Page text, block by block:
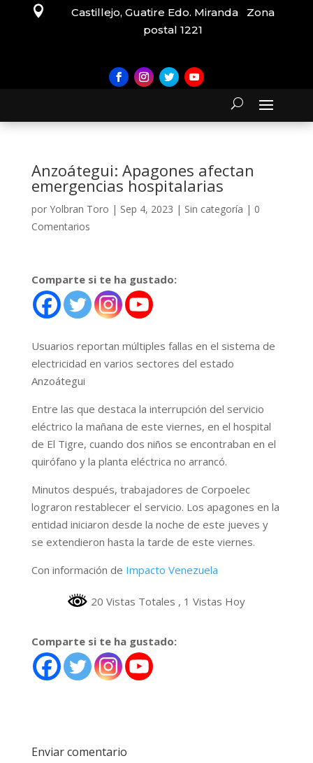

Castillejo, Guatire Edo. Miranda Zona
postal 1221
Anzoátegui: Apagones afectan
emergencias hospitalarias
por Yolbran Toro | Sep 4, 2023 | Sin categoría | 0
Comentarios
Comparte si te ha gustado:
Usuarios reportan múltiples fallas en el sistema de
electricidad en varios sectores del estado
Anzoátegui
Entre las que destaca la interrupción del servicio
eléctrico la mañana de este viernes, en el hospital
de El Tigre, cuando dos niños se encontraban en el
quirófano y la planta eléctrica no arrancó.
Minutos después, trabajadores de Corpoelec
lograron restablecer el servicio. Los apagones en la
entidad iniciaron desde la noche de este jueves y
se extendieron hasta la tarde de este viernes.
Con información de Impacto Venezuela
20 Vistas Totales , 1 Vistas Hoy
Comparte si te ha gustado:
Enviar comentario